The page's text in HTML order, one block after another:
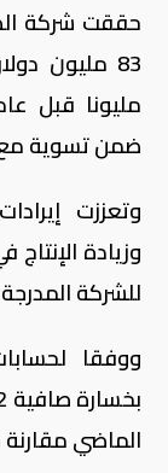
حققت شركة
مليونا قبل
ضمن تسوية
وتعززت
وزيادة
للشركة
ووفقا
الماضي